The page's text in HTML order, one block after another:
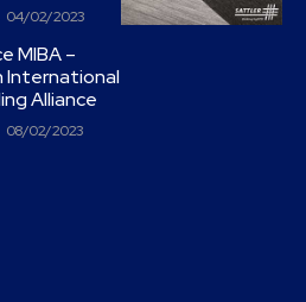
04/02/2023
MIBA –
International
Alliance
08/02/2023